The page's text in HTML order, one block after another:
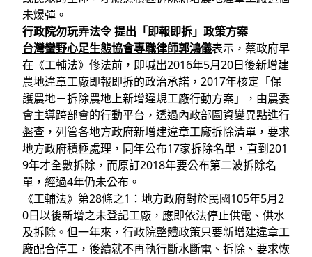
未爆彈。
行政院勿玩弄法令 提出「即報即拆」政策方案
台灣蠻野心足生態協會專職律師郭鴻儀表示，蔡政府早
在《工輔法》修法前，即喊出2016年5月20日後新增建
農地違章工廠即報即拆的政治承諾，2017年核定「保
護農地－拆除農地上新增違規工廠行動方案」，由農委
會主導跨部會的行動平台，透過內政部圖資變異點進行
盤查，列管各地方政府新增建違章工廠拆除清單，要求
地方政府積極處理，同年公布17家拆除名單，直到201
9年才全數拆除，而原訂2018年要公布第二波拆除名
單，經過4年仍未公布。
《工輔法》第28條之1：地方政府對於民國105年5月2
0日以後新增之未登記工廠，應即依法停止供電、供水
及拆除。但一年來，行政院整體政策只要新增建違章工
廠配合停工，後續就不再執行斷水斷電、拆除、要求恢